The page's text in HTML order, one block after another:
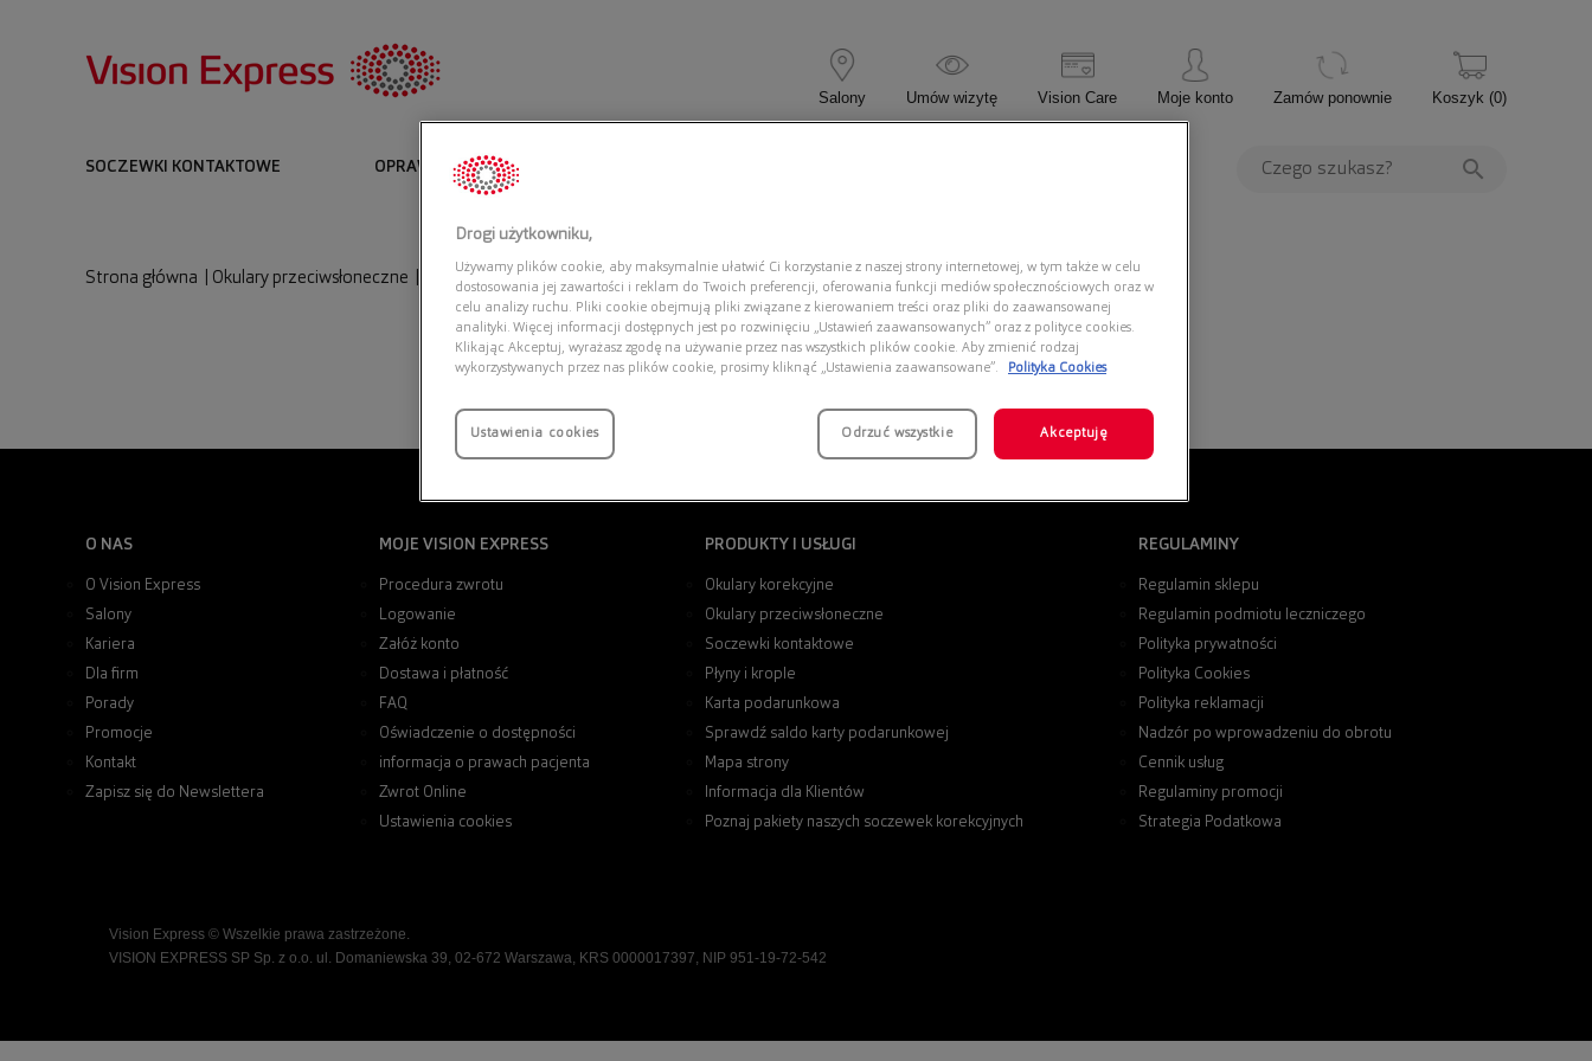
Salony Umów wizytę Vision Care Moje konto Zamów ponownie Koszyk (0)
SOCZEWKI KONTAKTOWE OPRAWKI I OKULARY KOREKCYJNE
Strona główna Okulary przeciwsłoneczne RAY BAN 0RB2210 902/31
O NAS
O Vision Express
Salony
Kariera
Dla firm
Porady
Promocje
Kontakt
Zapisz się do Newslettera
MOJE VISION EXPRESS
Procedura zwrotu
Logowanie
Załóż konto
Dostawa i płatność
FAQ
Oświadczenie o dostępności
informacja o prawach pacjenta
Zwrot Online
Ustawienia cookies
PRODUKTY I USŁUGI
Okulary korekcyjne
Okulary przeciwsłoneczne
Soczewki kontaktowe
Płyny i krople
Karta podarunkowa
Sprawdź saldo karty podarunkowej
Mapa strony
Informacja dla Klientów
Poznaj pakiety naszych soczewek korekcyjnych
REGULAMINY
Regulamin sklepu
Regulamin podmiotu leczniczego
Polityka prywatności
Polityka Cookies
Polityka reklamacji
Nadzór po wprowadzeniu do obrotu
Cennik usług
Regulaminy promocji
Strategia Podatkowa
Vision Express © Wszelkie prawa zastrzeżone.
VISION EXPRESS SP Sp. z o.o. ul. Domaniewska 39, 02-672 Warszawa, KRS 0000017397, NIP 951-19-72-542
Drogi użytkowniku,
Używamy plików cookie, aby maksymalnie ułatwić Ci korzystanie z naszej strony internetowej, w tym także w celu
dostosowania jej zawartości i reklam do Twoich preferencji, oferowania funkcji mediów społecznościowych oraz w
celu analizy ruchu. Pliki cookie obejmują pliki związane z kierowaniem treści oraz pliki do zaawansowanej
analityki. Więcej informacji dostępnych jest po rozwinięciu „Ustawień zaawansowanych” oraz z polityce cookies.
Klikając Akceptuj, wyrażasz zgodę na używanie przez nas wszystkich plików cookie. Aby zmienić rodzaj
wykorzystywanych przez nas plików cookie, prosimy kliknąć „Ustawienia zaawansowane”.
Polityka Cookies
Ustawienia cookies Odrzuć wszystkie Akceptuję